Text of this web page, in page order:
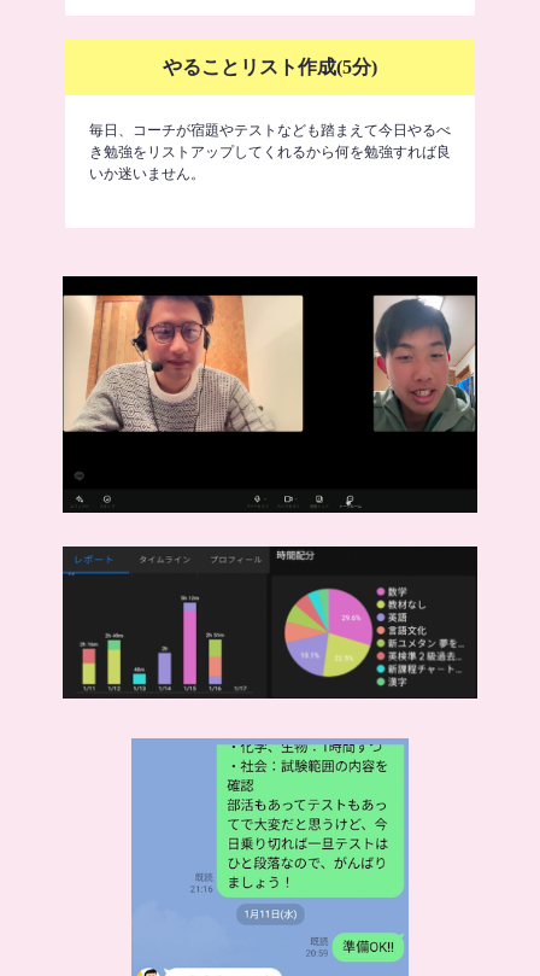
やることリスト作成(5分)
毎日、コーチが宿題やテストなども踏まえて今日やるべ
き勉強をリストアップしてくれるから何を勉強すれば良
いか迷いません。